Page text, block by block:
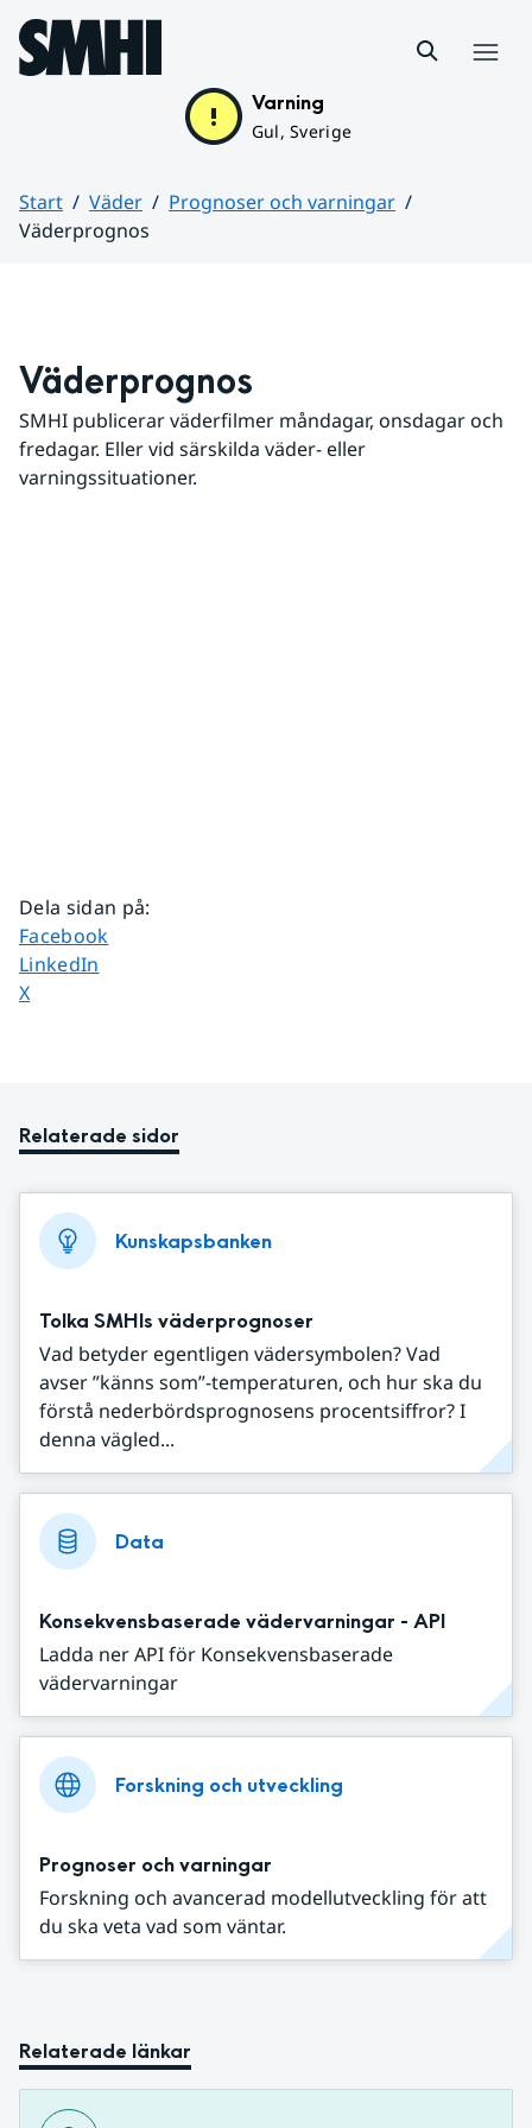
Hoppa till sidans innehåll
Varning
Gul, Sverige
Start Väder
Prognoser och varningar
Väderprognos
Väderprognos
SMHI publicerar väderfilmer måndagar, onsdagar och
fredagar. Eller vid särskilda väder- eller
varningssituationer.
Dela sidan på:
Dela sidan på
Facebook
Dela sidan på
LinkedIn
Dela sidan på
X
Relaterade sidor
Kunskapsbanken
Tolka SMHIs väderprognoser
Vad betyder egentligen vädersymbolen? Vad
avser ”känns som”-temperaturen, och hur ska du
förstå nederbördsprognosens procentsiffror? I
denna vägled...
Data
Konsekvensbaserade vädervarningar - API
Ladda ner API för Konsekvensbaserade
vädervarningar
Forskning och utveckling
Prognoser och varningar
Forskning och avancerad modellutveckling för att
du ska veta vad som väntar.
Relaterade länkar